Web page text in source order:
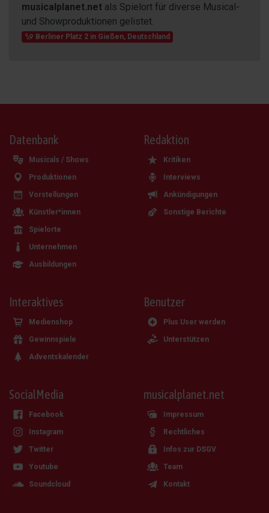
musicalplanet.net als Spielort für diverse Musical-
und Showproduktionen gelistet.
Berliner Platz 2in Gießen, Deutschland
Datenbank
Musicals / Shows
Produktionen
Vorstellungen
Künstler*innen
Spielorte
Unternehmen
Ausbildungen
Redaktion
Kritiken
Interviews
Ankündigungen
Sonstige Berichte
Interaktives
Medienshop
Gewinnspiele
Adventskalender
Benutzer
Plus User werden
Unterstützen
SocialMedia
Facebook
Instagram
Twitter
Youtube
Soundcloud
musicalplanet.net
Impressum
Rechtliches
Infos zur DSGV
Team
Kontakt